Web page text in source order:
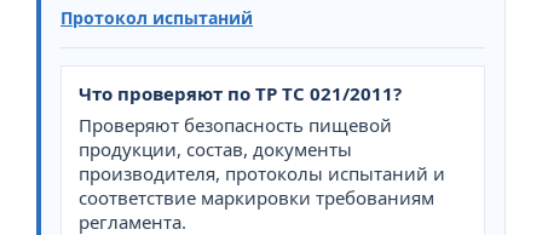
Протокол испытаний
Что проверяют по ТР ТС 021/2011?
Проверяют безопасность пищевой
продукции, состав, документы
производителя, протоколы испытаний и
соответствие маркировки требованиям
регламента.